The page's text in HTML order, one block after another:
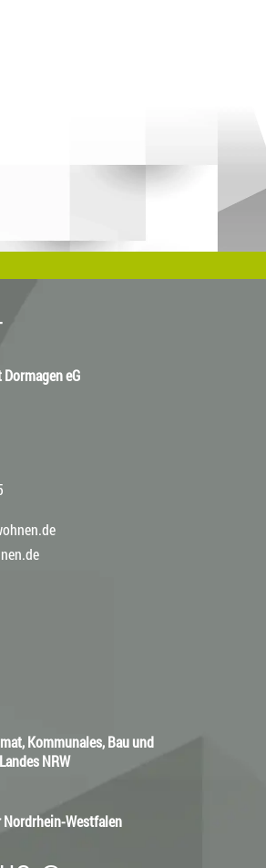
eG
Kommunales, Bau und
NRW
Westfalen